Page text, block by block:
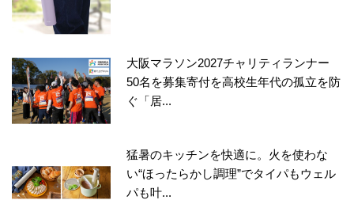
大阪マラソン2027チャリティランナー
50名を募集寄付を高校生年代の孤立を防
ぐ「居...
猛暑のキッチンを快適に。火を使わな
い“ほったらかし調理”でタイパもウェル
パも叶...